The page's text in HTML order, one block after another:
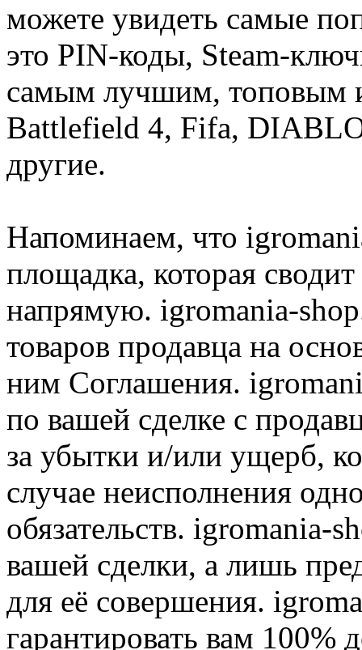
можете увидеть самые
это PIN-коды, Steam-
самым лучшим, топовым
Battlefield 4, Fifa,
другие.
Напоминаем, что
площадка, которая
напрямую. igromania-
товаров продавца на
ним Соглашения.
по вашей сделке с
за убытки и/или ущерб,
случае неисполнения
обязательств. igromania-
вашей сделки, а лишь
для её совершения.
гарантировать вам 100%